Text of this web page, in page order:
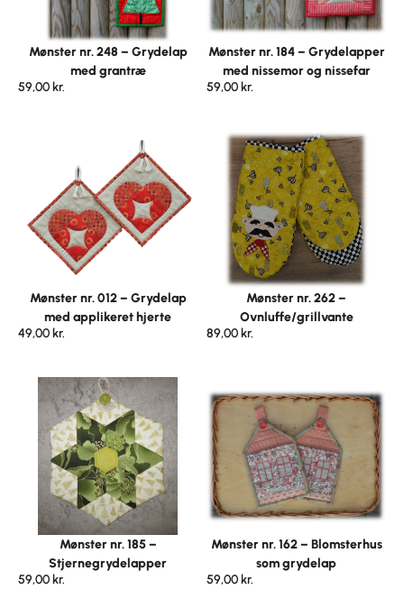
Mønster nr. 248 – Grydelap
med grantræ
59,00 kr.
Mønster nr. 184 – Grydelapper
med nissemor og nissefar
59,00 kr.
Mønster nr. 012 – Grydelap
med applikeret hjerte
49,00 kr.
Mønster nr. 262 –
Ovnluffe/grillvante
89,00 kr.
Mønster nr. 185 –
Stjernegrydelapper
59,00 kr.
Mønster nr. 162 – Blomsterhus
som grydelap
59,00 kr.